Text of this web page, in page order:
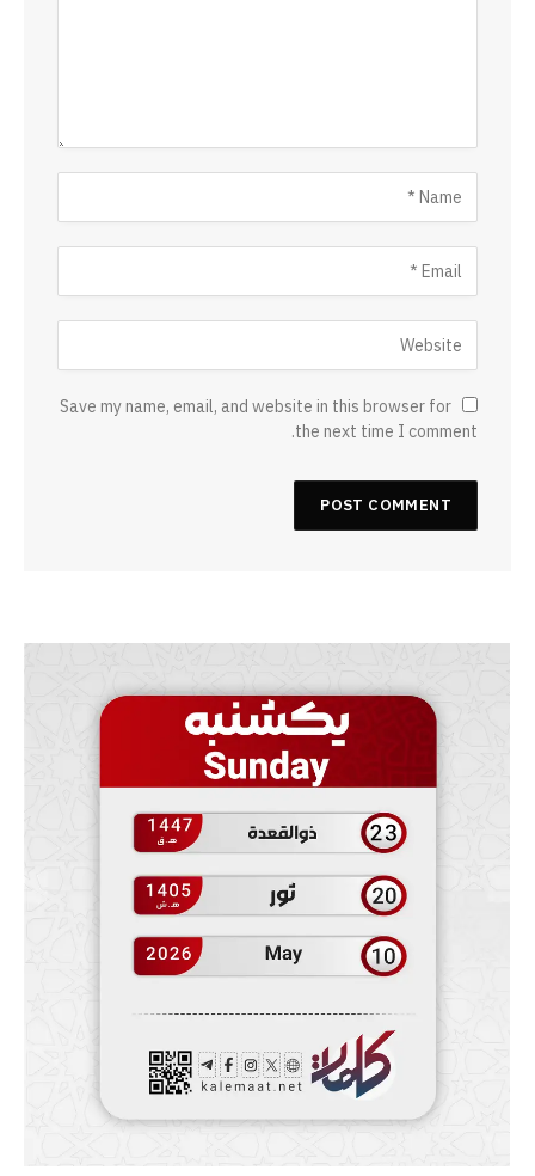
Save my name, email, and website in this browser for
the next time I comment.